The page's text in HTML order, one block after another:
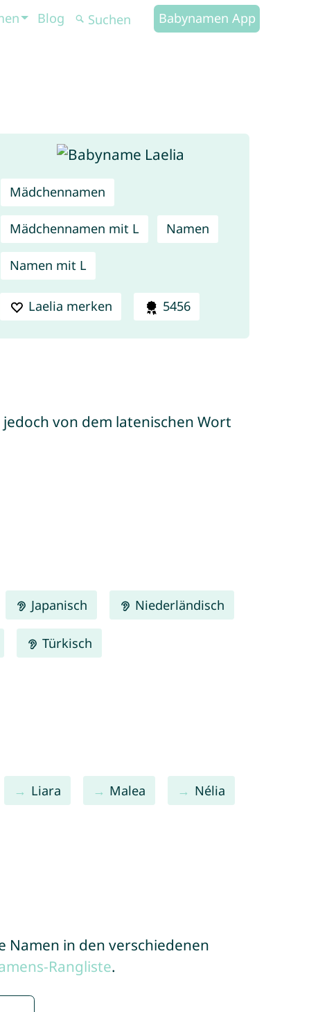
Blog Babynamen App
Mädchennamen
Mädchennamen mit L Namen
Namen mit L
Laelia merken 5456
von dem latenischen Wort
Japanisch Niederländisch
Türkisch
Liara Malea Nélia
Namen in den verschiedenen
Rangliste.